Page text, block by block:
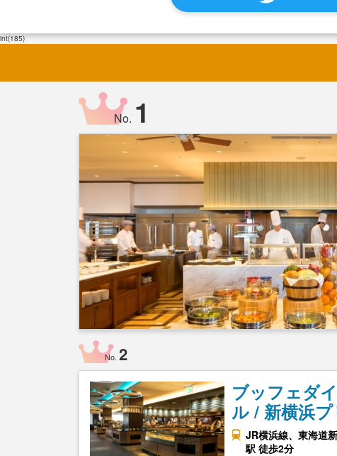
int(185)
No. 1
No. 2
ブッフェダ
ル / 新横浜
JR横浜線、東海道
駅 徒歩2分